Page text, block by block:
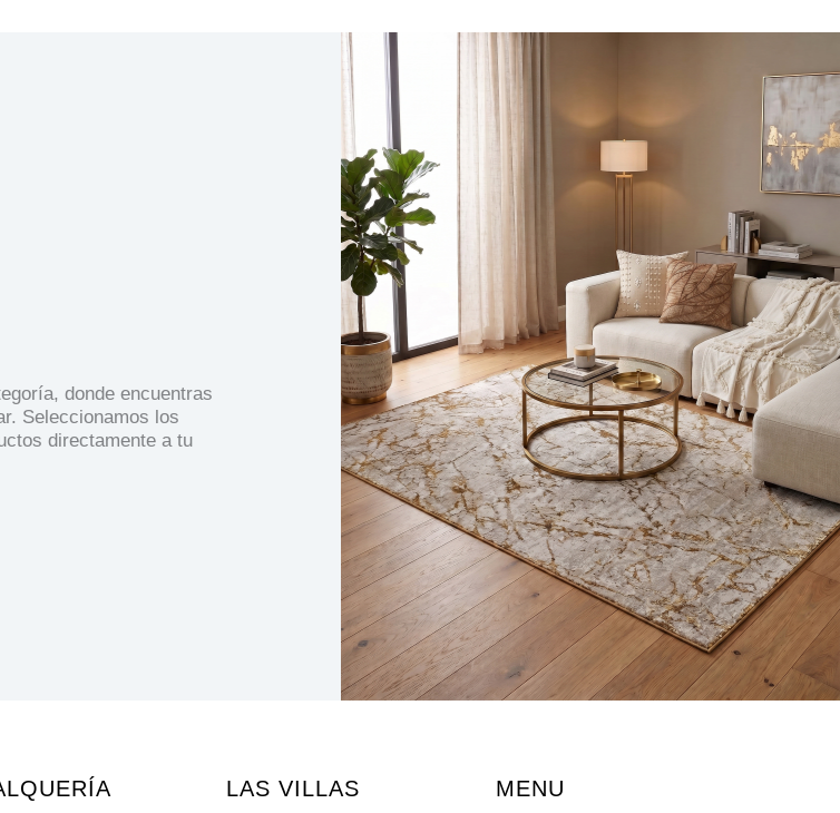
donde encuentras
Seleccionamos los
directamente a tu
LAS VILLAS MENU